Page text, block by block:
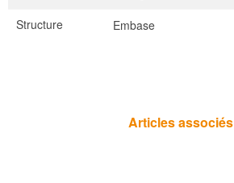
Structure
Embase
Articles associés